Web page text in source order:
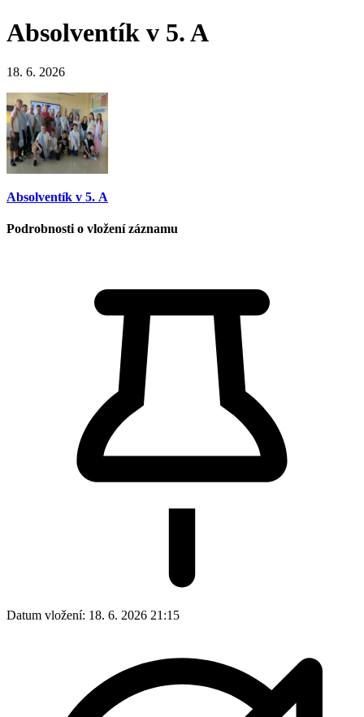
Absolventík v 5. A
18. 6. 2026
Absolventík v 5. A
Podrobnosti o vložení záznamu
Datum vložení: 18. 6. 2026 21:15